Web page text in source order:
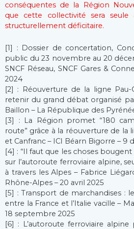
conséquentes de la Région
que cette collectivité sera seule
structurellement déficitaire.
[1] : Dossier de concertation,
public du 23 novembre au 20
SNCF Réseau, SNCF Gares &
2024
[2] : Réouverture de la ligne Pau-
retenir du grand débat organisé
Baillon – La République des
[3] : La Région promet “180
route” grâce à la réouverture de la
et Canfranc – ICI Béarn Bigorre – 9
[4] : “Il faut que les choses
sur l’autoroute ferroviaire alpine,
à travers les Alpes – Fabrice
Rhône-Alpes – 20 avril 2025
[5] : Transport de marchandises :
entre la France et l’Italie vacille –
18 septembre 2025
[6] : L’autoroute ferroviaire